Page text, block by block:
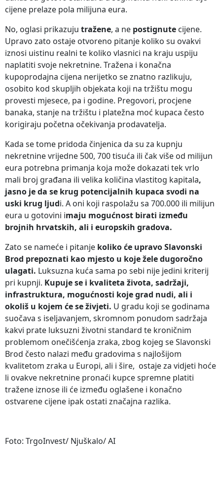
cijene prelaze pola milijuna eura.
No, oglasi prikazuju tražene, a ne postignute cijene.
Upravo zato ostaje otvoreno pitanje koliko su ovakvi
iznosi uistinu realni te koliko vlasnici na kraju uspiju
naplatiti svoje nekretnine. Tražena i konačna
kupoprodajna cijena nerijetko se znatno razlikuju,
osobito kod skupljih objekata koji na tržištu mogu
provesti mjesece, pa i godine. Pregovori, procjene
banaka, stanje na tržištu i platežna moć kupaca često
korigiraju početna očekivanja prodavatelja.
Kada se tome pridoda činjenica da su za kupnju
nekretnine vrijedne 500, 700 tisuća ili čak više od milijun
eura potrebna primanja koja može dokazati tek vrlo
mali broj građana ili velika količina vlastitog kapitala,
jasno je da se krug potencijalnih kupaca svodi na
uski krug ljudi. A oni koji raspolažu sa 700.000 ili milijun
eura u gotovini imaju mogućnost birati između
brojnih hrvatskih, ali i europskih gradova.
Zato se nameće i pitanje koliko će upravo Slavonski
Brod prepoznati kao mjesto u koje žele dugoročno
ulagati. Luksuzna kuća sama po sebi nije jedini kriterij
pri kupnji. Kupuje se i kvaliteta života, sadržaji,
infrastruktura, mogućnosti koje grad nudi, ali i
okoliš u kojem će se živjeti. U gradu koji se godinama
suočava s iseljavanjem, skromnom ponudom sadržaja
kakvi prate luksuzni životni standard te kroničnim
problemom onečišćenja zraka, zbog kojeg se Slavonski
Brod često nalazi među gradovima s najlošijom
kvalitetom zraka u Europi, ali i šire, ostaje za vidjeti hoće
li ovakve nekretnine pronaći kupce spremne platiti
tražene iznose ili će između oglašene i konačno
ostvarene cijene ipak ostati značajna razlika.
Foto: TrgoInvest/ Njuškalo/ AI